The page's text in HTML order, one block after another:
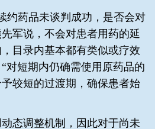
药品未谈判成功，是否会对
军说，不会对患者用药的延
目录内基本都有类似或疗效
对短期内仍确需使用原药品的
较短的过渡期，确保患者始
调整机制，因此对于尚未